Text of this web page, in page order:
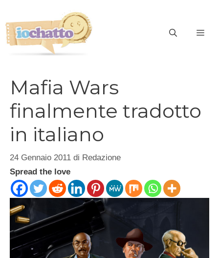
contenuto
Mafia Wars
finalmente tradotto
in italiano
24 Gennaio 2011 di Redazione
Spread the love